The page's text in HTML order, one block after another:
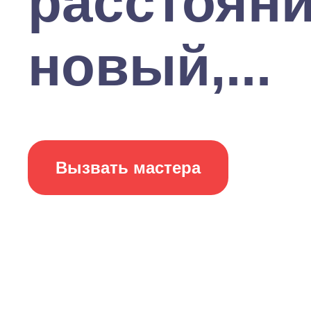
новый,...
Вызвать мастера